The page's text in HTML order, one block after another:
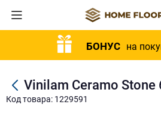
БОНУС на
Vinilam Ceramo
Код товара: 1229591